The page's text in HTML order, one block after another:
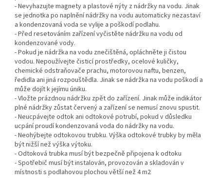
- Nevyhazujte magnety a plastové nýty z nádržky na vodu. Jinak
se jednotka po naplnění nádržky na vodu automaticky nezastaví
a kondenzovaná voda se vylije a poškodí podlahu.
- Před resetováním zařízení vyčistěte nádržku na vodu od
kondenzované vody.
- Pokud je nádržka na vodu znečištěná, opláchněte ji čistou
vodou. Nepoužívejte čisticí prostředky, ocelové kuličky,
chemické odstraňovače prachu, motorovou naftu, benzen,
ředidla ani jiná rozpouštědla. Jinak se nádržka na vodu poškodí a
může dojít k jejímu úniku.
- Vložte prázdnou nádržku zpět do zařízení. Jinak může indikátor
plné nádržky zůstat červený a zařízení se nemusí znovu spustit.
- Neucpávejte odtok ani odtokové potrubí, pokud v důsledku
ucpání proudí kondenzovaná voda do nádržky na vodu.
- Neohýbejte odtokovou trubku. Výška odtokové trubky by měla
být nižší než výška výtoku.
- Odtoková trubka musí být bezpečně připojena k odtoku
- Spotřebič musí být instalován, provozován a skladován v
místnosti s podlahovou plochou větší než 4 m2